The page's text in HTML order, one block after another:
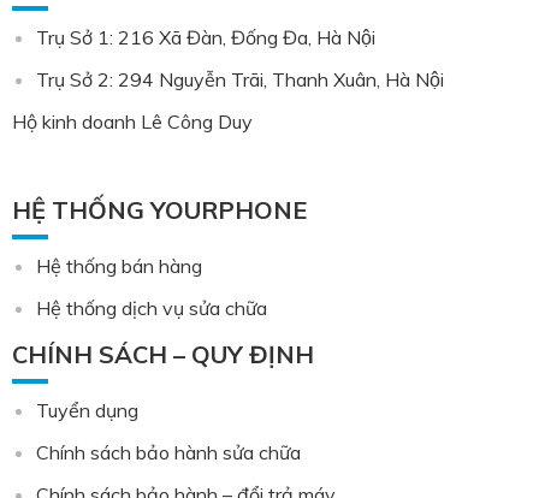
Trụ Sở 1: 216 Xã Đàn, Đống Đa, Hà Nội
Trụ Sở 2: 294 Nguyễn Trãi, Thanh Xuân, Hà Nội
Hộ kinh doanh Lê Công Duy
HỆ THỐNG YOURPHONE
Hệ thống bán hàng
Hệ thống dịch vụ sửa chữa
CHÍNH SÁCH – QUY ĐỊNH
Tuyển dụng
Chính sách bảo hành sửa chữa